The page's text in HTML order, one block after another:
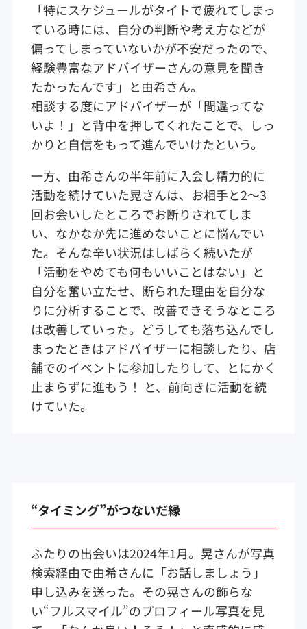
「特にスケジュールがタイトで疲れてしまっ
ている時には、自分の判断や考え方などが
偏ってしまっていないかが不安だったので、
経験豊富なアドバイザーさんの意見を聞き
たかったんです」と由希さん。
相談する度にアドバイザーが「間違ってな
いよ！」と背中を押してくれたことで、しっ
かりと自信をもって進んでいけたという。
一方、由希さんの半年前に入会し精力的に
活動を続けていた晃さんは、お相手と2～3
回お会いしたところでお断りされてしま
い、なかなか先に進めないことに悩んでい
た。そんな辛い状況はしばらく続いたが
「活動をやめても何もいいことはない」と
自分を奮い立たせ、断られた理由を自分な
りに分析することで、改善できそうなところ
は改善していった。どうしても落ち込んでし
まったときはアドバイザーに相談したり、店
舗でのイベントに参加したりして、とにかく
止まらずに進もう！ と、前向きに活動を続
けていた。
“タイミング”がつないだ縁
ふたりの出会いは2024年1月。晃さんが写真
検索経由で由希さんに「お話しましょう」
申し込みを送った。その晃さんの飾らな
い“フルスマイル”のプロフィール写真を見